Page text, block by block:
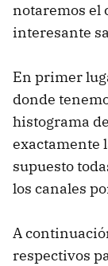
notaremos el
interesante
En primer
donde
histograma
exactamente
supuesto
los canales
A
respectivos